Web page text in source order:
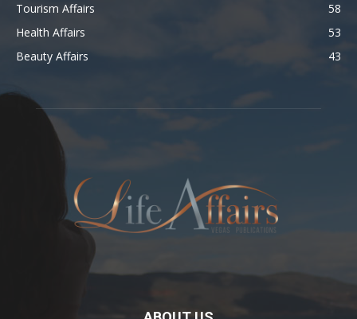
Tourism Affairs
58
Health Affairs
53
Beauty Affairs
43